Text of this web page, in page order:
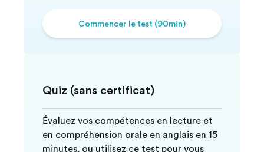
Commencer le test (90min)
Quiz (sans certificat)
Évaluez vos compétences en lecture et
en compréhension orale en anglais en 15
minutes, ou utilisez ce test pour vous